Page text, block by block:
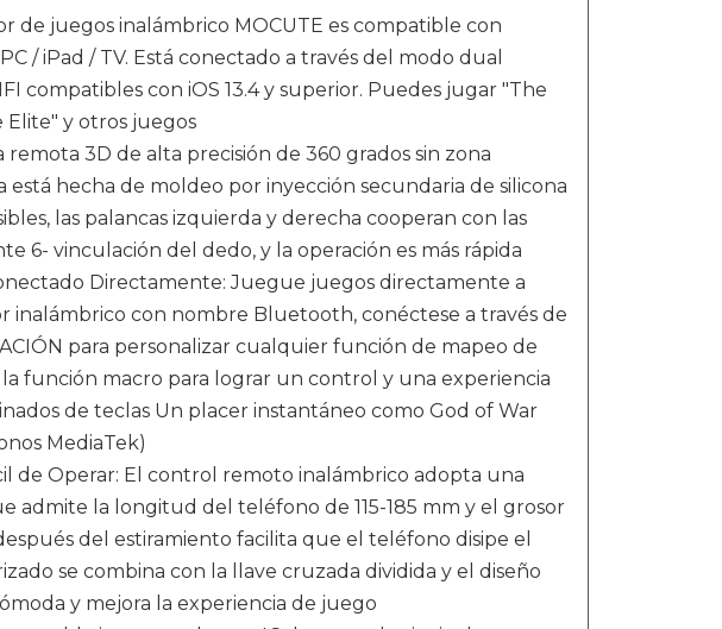
de juegos inalámbrico MOCUTE es compatible con
/ iPad / TV. Está conectado a través del modo dual
compatibles con iOS 13.4 y superior. Puedes jugar "The
Elite" y otros juegos
3D de alta precisión de 360 ​​grados sin zona
hecha de moldeo por inyección secundaria de silicona
las palancas izquierda y derecha cooperan con las
6- vinculación del dedo, y la operación es más rápida
Directamente: Juegue juegos directamente a
inalámbrico con nombre Bluetooth, conéctese a través de
para personalizar cualquier función de mapeo de
función macro para lograr un control y una experiencia
de teclas Un placer instantáneo como God of War
MediaTek)
de Operar: El control remoto inalámbrico adopta una
admite la longitud del teléfono de 115-185 mm y el grosor
del estiramiento facilita que el teléfono disipe el
se combina con la llave cruzada dividida y el diseño
y mejora la experiencia de juego